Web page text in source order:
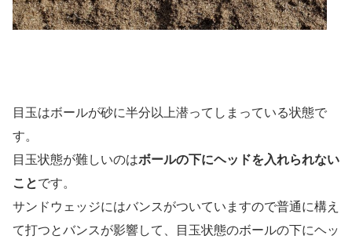
目玉はボールが砂に半分以上潜ってしまっている状態で
す。
目玉状態が難しいのはボールの下にヘッドを入れられない
ことです。
サンドウェッジにはバンスがついていますので普通に構え
て打つとバンスが影響して、目玉状態のボールの下にヘッ